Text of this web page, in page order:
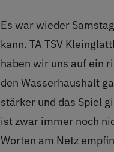
Es war wieder
kann. TA TSV
haben wir uns auf ein
den Wasserhaushalt
stärker und das Spiel
ist zwar immer noch
Worten am Netz